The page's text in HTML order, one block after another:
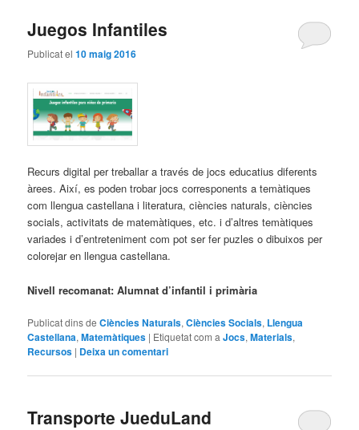
Juegos Infantiles
Publicat el10 maig 2016
Recurs digital per treballar a través de jocs educatius diferents
àrees. Així, es poden trobar jocs corresponents a temàtiques
com llengua castellana i literatura, ciències naturals, ciències
socials, activitats de matemàtiques, etc. i d’altres temàtiques
variades i d’entreteniment com pot ser fer puzles o dibuixos per
colorejar en llengua castellana.
Nivell recomanat: Alumnat d’infantil i primària
Publicat dins de Ciències Naturals,Ciències Socials, Llengua
Castellana,Matemàtiques | Etiquetat com a Jocs,Materials,
Recursos | Deixa un comentari
Transporte JueduLand